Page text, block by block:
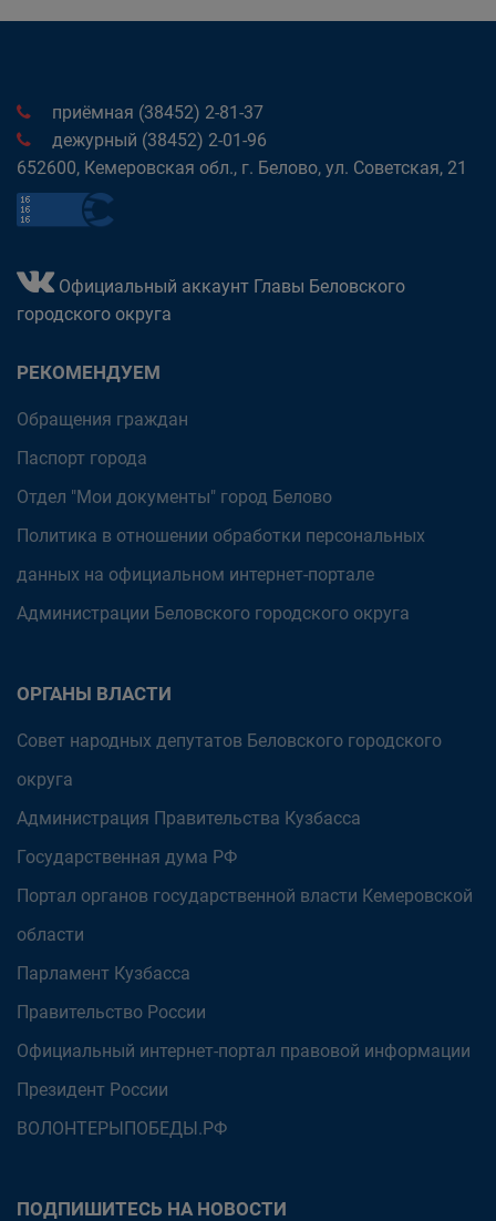
приёмная (38452) 2-81-37
дежурный (38452) 2-01-96
652600, Кемеровская обл., г. Белово, ул. Советская, 21
Официальный аккаунт Главы Беловского
городского округа
РЕКОМЕНДУЕМ
Обращения граждан
Паспорт города
Отдел "Мои документы" город Белово
Политика в отношении обработки персональных
данных на официальном интернет-портале
Администрации Беловского городского округа
ОРГАНЫ ВЛАСТИ
Совет народных депутатов Беловского городского
округа
Администрация Правительства Кузбасса
Государственная дума РФ
Портал органов государственной власти Кемеровской
области
Парламент Кузбасса
Правительство России
Официальный интернет-портал правовой информации
Президент России
ВОЛОНТЕРЫПОБЕДЫ.РФ
ПОДПИШИТЕСЬ НА НОВОСТИ